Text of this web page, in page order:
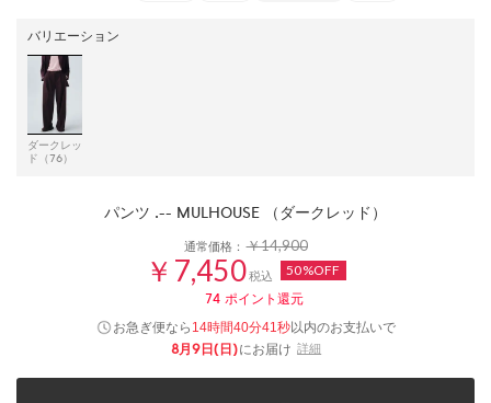
バリエーション
ダークレッ
ド（76）
パンツ .-- MULHOUSE （ダークレッド）
通常価格：￥14,900
￥7,450税込 50%OFF
74ポイント還元
お急ぎ便なら 14時間40分41秒以内のお支払いで
8月9日(日)にお届け 詳細